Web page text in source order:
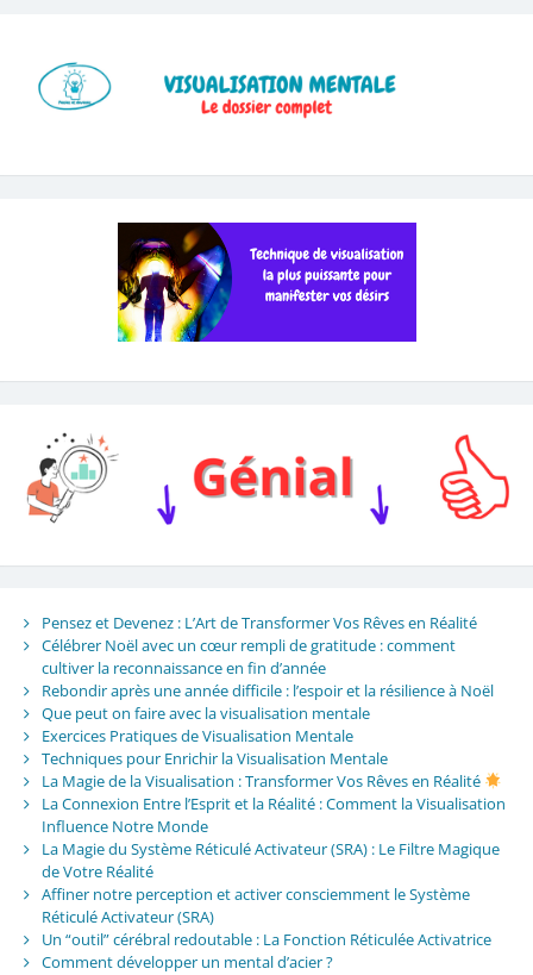
Pensez et Devenez : L’Art de Transformer Vos Rêves en Réalité
Célébrer Noël avec un cœur rempli de gratitude : comment
cultiver la reconnaissance en fin d’année
Rebondir après une année difficile : l’espoir et la résilience à Noël
Que peut on faire avec la visualisation mentale
Exercices Pratiques de Visualisation Mentale
Techniques pour Enrichir la Visualisation Mentale
La Magie de la Visualisation : Transformer Vos Rêves en Réalité
La Connexion Entre l’Esprit et la Réalité : Comment la Visualisation
Influence Notre Monde
La Magie du Système Réticulé Activateur (SRA) : Le Filtre Magique
de Votre Réalité
Affiner notre perception et activer consciemment le Système
Réticulé Activateur (SRA)
Un “outil” cérébral redoutable : La Fonction Réticulée Activatrice
Comment développer un mental d’acier ?